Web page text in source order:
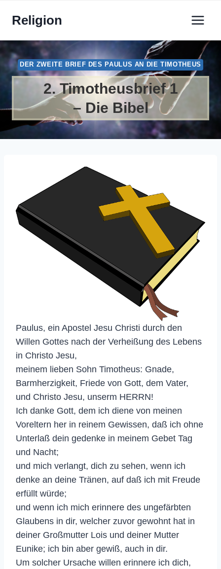
InhaltReligion
DER ZWEITE BRIEF DES PAULUS AN DIE TIMOTHEUS
2. Timotheusbrief 1
– Die Bibel
Paulus, ein Apostel Jesu Christi durch den
Willen Gottes nach der Verheißung des Lebens
in Christo Jesu,
meinem lieben Sohn Timotheus: Gnade,
Barmherzigkeit, Friede von Gott, dem Vater,
und Christo Jesu, unserm HERRN!
Ich danke Gott, dem ich diene von meinen
Voreltern her in reinem Gewissen, daß ich ohne
Unterlaß dein gedenke in meinem Gebet Tag
und Nacht;
und mich verlangt, dich zu sehen, wenn ich
denke an deine Tränen, auf daß ich mit Freude
erfüllt würde;
und wenn ich mich erinnere des ungefärbten
Glaubens in dir, welcher zuvor gewohnt hat in
deiner Großmutter Lois und deiner Mutter
Eunike; ich bin aber gewiß, auch in dir.
Um solcher Ursache willen erinnere ich dich,